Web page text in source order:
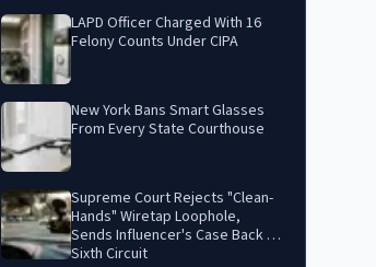
LAPD Officer Charged With 16
Felony Counts Under CIPA
New York Bans Smart Glasses
From Every State Courthouse
Supreme Court Rejects "Clean-
Hands" Wiretap Loophole,
Sends Influencer's Case Back to
Sixth Circuit